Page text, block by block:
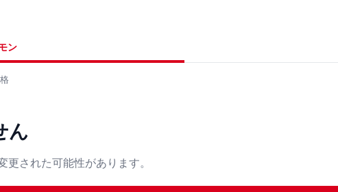
ン
ん
された可能性があります。